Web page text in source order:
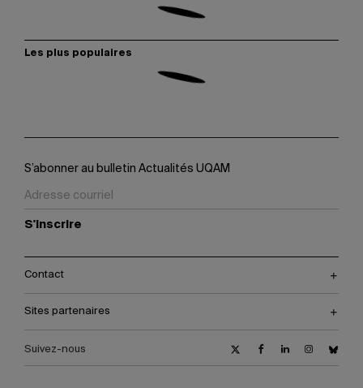
Les plus populaires
S’abonner au bulletin Actualités UQAM
S'inscrire
Contact
Sites partenaires
Suivez-nous